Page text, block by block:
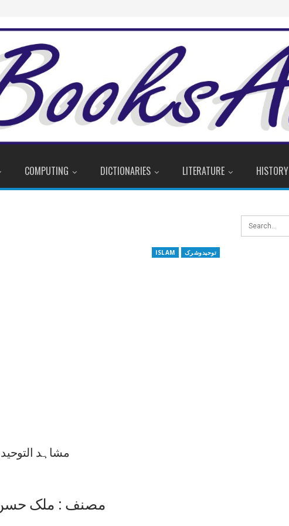
COMPUTING DICTIONARIES LITERATURE HISTORY
ISLAM توحیدوشرک
مشاہد التوحید
مصنف : ملک